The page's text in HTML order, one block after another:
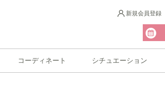
新規会員登録
コーディネート シチュエーション